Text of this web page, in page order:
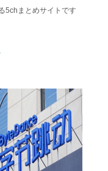
5chまとめサイトです